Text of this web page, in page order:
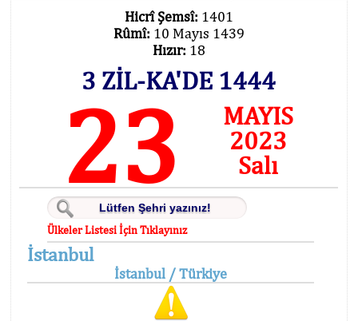
Hicrî Şemsî: 1401
Rûmî: 10 Mayıs 1439
Hızır: 18
3 ZİL-KA'DE 1444
23
MAYIS
2023
Salı
Ülkeler Listesi İçin Tıklayınız
İstanbul
İstanbul / Türkiye